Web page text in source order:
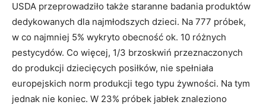
USDA przeprowadziło także staranne badania produktów
dedykowanych dla najmłodszych dzieci. Na 777 próbek,
w co najmniej 5% wykryto obecność ok. 10 różnych
pestycydów. Co więcej, 1/3 brzoskwiń przeznaczonych
do produkcji dziecięcych posiłków, nie spełniała
europejskich norm produkcji tego typu żywności. Na tym
jednak nie koniec. W 23% próbek jabłek znaleziono